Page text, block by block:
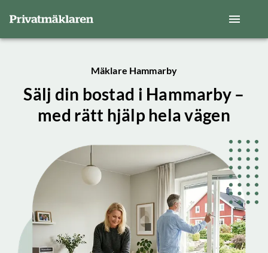
Mäklare Hammarby
Sälj din bostad i Hammarby –
med rätt hjälp hela vägen